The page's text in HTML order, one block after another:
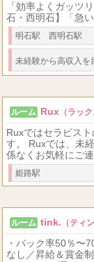
「効率よくガッツ
石・西明石】「急
明石駅 西明石駅
ルーム Rux （ラック
Ruxではセラピス
す。 Ruxでは、未
係なくお気軽にご連
姫路駅
ルーム tink. （ティ
・バック率50％〜
なし／昇給＆賞金